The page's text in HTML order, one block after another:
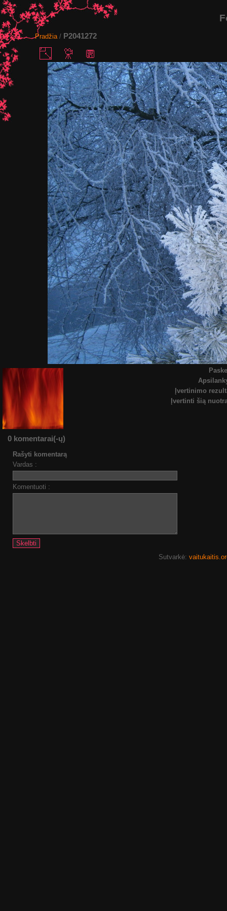
Pradžia/ P2041272
Įvertinimo
Įvertinti šią
0 komentarai(-ų)
Rašyti komentarą
Vardas :
Komentuoti :
Sutvarkė: